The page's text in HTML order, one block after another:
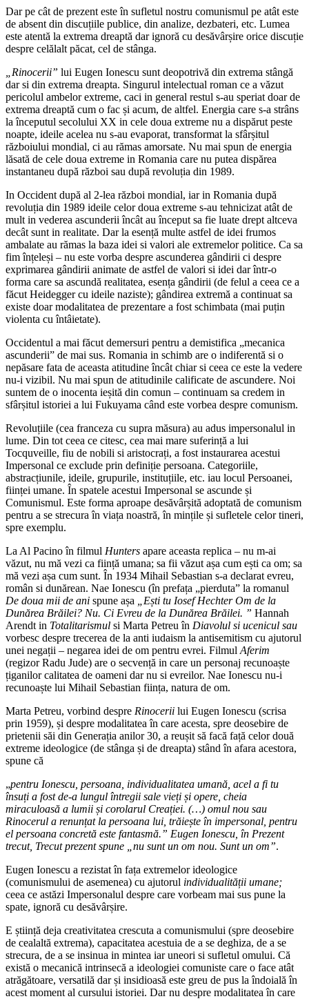
Dar pe cât de prezent este în sufletul nostru comunismul pe atât este
de absent din discuțiile publice, din analize, dezbateri, etc. Lumea
este atentă la extrema dreaptă dar ignoră cu desăvârșire orice discuție
despre celălalt păcat, cel de stânga.
„Rinocerii” lui Eugen Ionescu sunt deopotrivă din extrema stângă
dar si din extrema dreapta. Singurul intelectual roman ce a văzut
pericolul ambelor extreme, caci in general restul s-au speriat doar de
extrema dreaptă cum o fac și acum, de altfel. Energia care s-a strâns
la începutul secolului XX in cele doua extreme nu a dispărut peste
noapte, ideile acelea nu s-au evaporat, transformat la sfârșitul
războiului mondial, ci au rămas amorsate. Nu mai spun de energia
lăsată de cele doua extreme in Romania care nu putea dispărea
instantaneu după război sau după revoluția din 1989.
In Occident după al 2-lea război mondial, iar in Romania după
revoluția din 1989 ideile celor doua extreme s-au tehnicizat atât de
mult in vederea ascunderii încât au început sa fie luate drept altceva
decât sunt in realitate. Dar la esență multe astfel de idei frumos
ambalate au rămas la baza idei si valori ale extremelor politice. Ca sa
fim înțeleși – nu este vorba despre ascunderea gândirii ci despre
exprimarea gândirii animate de astfel de valori si idei dar într-o
forma care sa ascundă realitatea, esența gândirii (de felul a ceea ce a
făcut Heidegger cu ideile naziste); gândirea extremă a continuat sa
existe doar modalitatea de prezentare a fost schimbata (mai puțin
violenta cu întâietate).
Occidentul a mai făcut demersuri pentru a demistifica „mecanica
ascunderii” de mai sus. Romania in schimb are o indiferentă si o
nepăsare fata de aceasta atitudine încât chiar si ceea ce este la vedere
nu-i vizibil. Nu mai spun de atitudinile calificate de ascundere. Noi
suntem de o inocenta ieșită din comun – continuam sa credem in
sfârșitul istoriei a lui Fukuyama când este vorbea despre comunism.
Revoluțiile (cea franceza cu supra măsura) au adus impersonalul in
lume. Din tot ceea ce citesc, cea mai mare suferință a lui
Tocquveille, fiu de nobili si aristocrați, a fost instaurarea acestui
Impersonal ce exclude prin definiție persoana. Categoriile,
abstracțiunile, ideile, grupurile, instituțiile, etc. iau locul Persoanei,
ființei umane. În spatele acestui Impersonal se ascunde și
Comunismul. Este forma aproape desăvârșită adoptată de comunism
pentru a se strecura în viața noastră, în mințile și sufletele celor tineri,
spre exemplu.
La Al Pacino în filmul Hunters apare aceasta replica – nu m-ai
văzut, nu mă vezi ca ființă umana; sa fii văzut așa cum ești ca om; sa
mă vezi așa cum sunt. În 1934 Mihail Sebastian s-a declarat evreu,
român si dunărean. Nae Ionescu (în prefața „pierduta” la romanul
De doua mii de ani spune așa
„Ești tu Iosef Hechter Om de la
Dunărea Brăilei? Nu. Ci Evreu de la Dunărea Brăilei. ” Hannah
Arendt in Totalitarismul si Marta Petreu în Diavolul si ucenicul sau
vorbesc despre trecerea de la anti iudaism la antisemitism cu ajutorul
unei negații – negarea idei de om pentru evrei. Filmul Aferim
(regizor Radu Jude) are o secvență in care un personaj recunoaște
țiganilor calitatea de oameni dar nu si evreilor. Nae Ionescu nu-i
recunoaște lui Mihail Sebastian ființa, natura de om.
Marta Petreu, vorbind despre Rinocerii lui Eugen Ionescu (scrisa
prin 1959), și despre modalitatea în care acesta, spre deosebire de
prietenii săi din Generația anilor 30, a reușit să facă față celor două
extreme ideologice (de stânga și de dreapta) stând în afara acestora,
spune că
„pentru Ionescu, persoana, individualitatea umană, acel a fi tu
însuți a fost de-a lungul întregii sale vieți și opere, cheia
miraculoasă a lumii și corolarul Creației. (…) omul nou sau
Rinocerul a renunțat la persoana lui, trăiește în impersonal, pentru
el persoana concretă este fantasmă.” Eugen Ionescu, în Prezent
trecut, Trecut prezent spune „nu sunt un om nou. Sunt un om”.
Eugen Ionescu a rezistat în fața extremelor ideologice
(comunismului de asemenea) cu ajutorul individualității umane;
ceea ce astăzi Impersonalul despre care vorbeam mai sus pune la
spate, ignoră cu desăvârșire.
E știință deja creativitatea crescuta a comunismului (spre deosebire
de cealaltă extrema), capacitatea acestuia de a se deghiza, de a se
strecura, de a se insinua in mintea iar uneori si sufletul omului. Că
există o mecanică intrinsecă a ideologiei comuniste care o face atât
atrăgătoare, versatilă dar și insidioasă este greu de pus la îndoială în
acest moment al cursului istoriei. Dar nu despre modalitatea în care